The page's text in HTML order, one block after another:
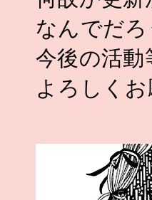
なんでだ
今後の活
よろしく